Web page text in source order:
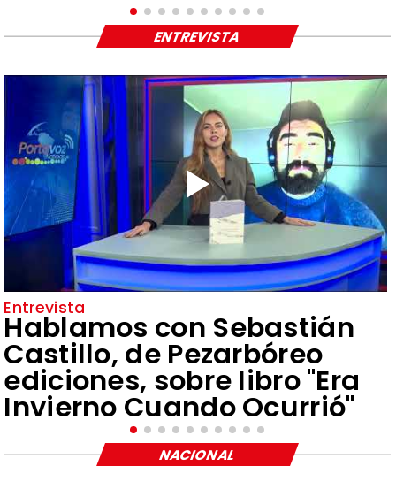
Entrevista
Hablamos con Sebastián
Castillo, de Pezarbóreo
ediciones, sobre libro "Era
Invierno Cuando Ocurrió"
ENTREVISTA
NACIONAL